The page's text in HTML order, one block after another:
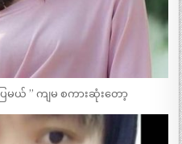
မယ် ” ကျမ စကားဆုံးတော့